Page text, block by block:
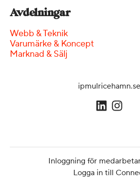
Avdelningar
Webb & Teknik
Varumärke & Koncept
Marknad & Sälj
ipmulricehamn.se
Inloggning för
Logga in till